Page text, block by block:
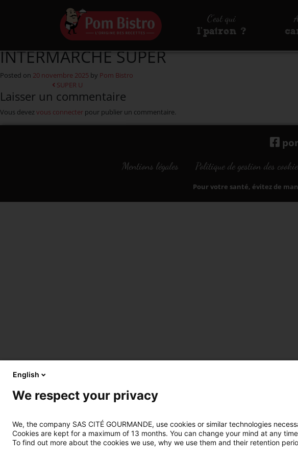
C’est qui
l’patron ?
INTERMARCHE SUPER
Posted on 20 novembre 2025 by Pom Bistro
Navigation
SUPER U
Laisser un commentaire
Vous devez vous connecter pour publier un commentaire.
Mentions légales Politique de gestion des
Pour votre santé, évitez de
English
We respect your privacy
We, the company SAS CITÉ GOURMANDE, use cookies or similar technologies
Cookies are kept for a maximum of 13 months. You can change your mind at any
To find out more about the cookies we use, why we use them and their retention